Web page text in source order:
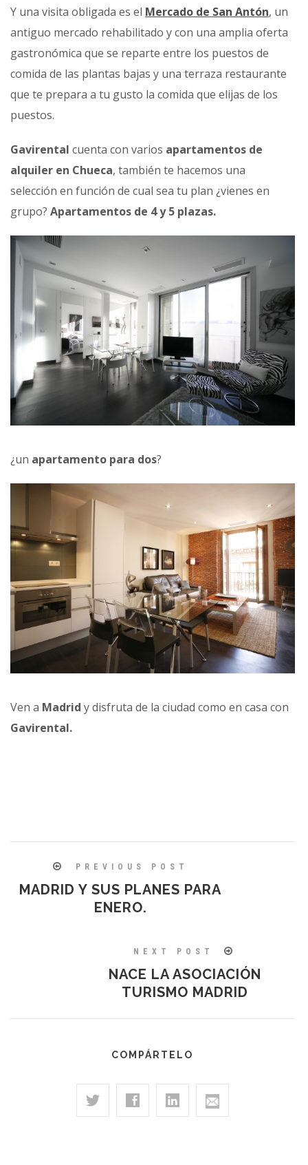
Y una visita obligada es el Mercado de San Antón, un
antiguo mercado rehabilitado y con una amplia oferta
gastronómica que se reparte entre los puestos de
comida de las plantas bajas y una terraza restaurante
que te prepara a tu gusto la comida que elijas de los
puestos.
Gavirental cuenta con varios apartamentos de
alquiler en Chueca, también te hacemos una
selección en función de cual sea tu plan ¿vienes en
grupo? Apartamentos de 4 y 5 plazas.
¿un apartamento para dos?
Ven a Madrid y disfruta de la ciudad como en casa con
Gavirental.
PREVIOUS POST
MADRID Y SUS PLANES PARA
ENERO.
NEXT POST
NACE LA ASOCIACIÓN
TURISMO MADRID
COMPÁRTELO